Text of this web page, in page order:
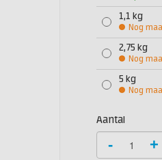
1,1 kg
Nog
2,75 kg
Nog
5 kg
Nog
Aantal
- +